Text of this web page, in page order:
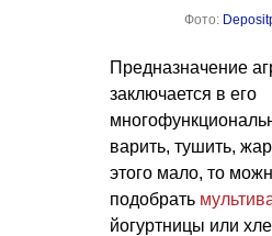
Фото:
Предназначение
заключается в его
варить, тушить,
этого мало, то
подобрать
йогуртницы или